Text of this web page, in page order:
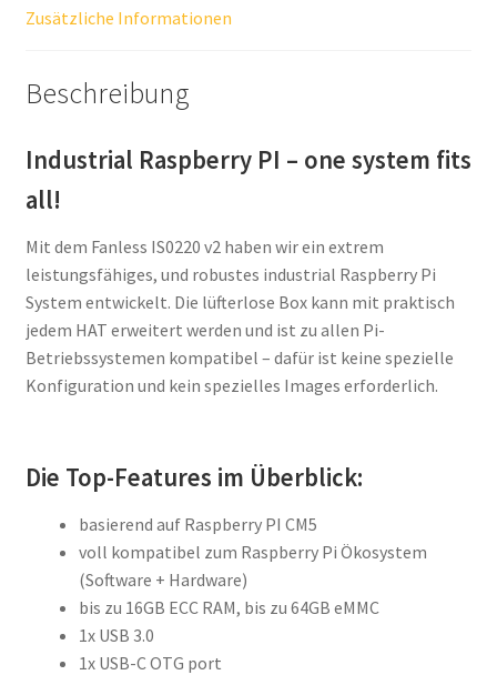
Zusätzliche Informationen
Beschreibung
Industrial Raspberry PI – one system fits
all!
Mit dem Fanless IS0220 v2 haben wir ein extrem
leistungsfähiges, und robustes industrial Raspberry Pi
System entwickelt. Die lüfterlose Box kann mit praktisch
jedem HAT erweitert werden und ist zu allen Pi-
Betriebssystemen kompatibel – dafür ist keine spezielle
Konfiguration und kein spezielles Images erforderlich.
Die Top-Features im Überblick:
basierend auf Raspberry PI CM5
voll kompatibel zum Raspberry Pi Ökosystem
(Software + Hardware)
bis zu 16GB ECC RAM, bis zu 64GB eMMC
1x USB 3.0
1x USB-C OTG port